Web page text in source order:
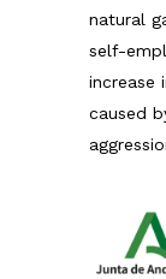
natural
self-
increase
caused